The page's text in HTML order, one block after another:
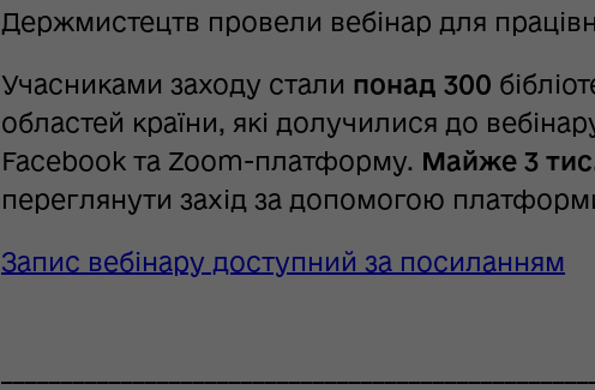
Держмистецтв провели вебінар для
Учасниками заходу стали понад 300
областей країни, які долучилися до
Facebook та Zoom-платформу. Майже 3
переглянути захід за допомогою
Запис вебінару доступний за посиланням